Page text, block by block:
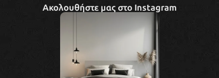
Ακολουθήστε μας στο Instagram